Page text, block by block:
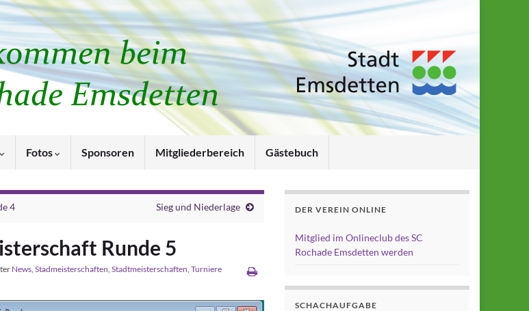
Fotos Sponsoren Mitgliederbereich Gästebuch
4 Sieg und Niederlage
Runde 5
News, Stadmeisterschaften, Stadtmeisterschaften, Turniere
DER VEREIN ONLINE
Mitglied im Onlineclub des SC
Rochade Emsdetten werden
SCHACHAUFGABE